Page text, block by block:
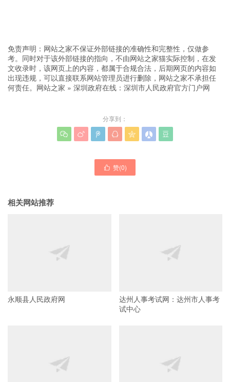
免责声明：网站之家不保证外部链接的准确性和完整性，仅做参
考。同时对于该外部链接的指向，不由网站之家猫实际控制，在发
文收录时，该网页上的内容，都属于合规合法，后期网页的内容如
出现违规，可以直接联系网站管理员进行删除，网站之家不承担任
何责任。 网站之家 » 深圳政府在线：深圳市人民政府官方门户网
分享到：
      
 赞(0)
相关网站推荐
永顺县人民政府网
达州人事考试网：达州市人事考
试中心